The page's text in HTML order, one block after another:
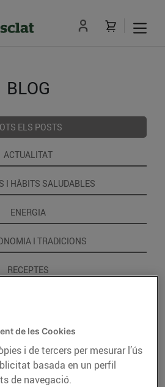
BLOG
ELS POSTS
ACTUALITAT
I HÀBITS SALUDABLES
ENERGIA
I TRADICIONS
RECEPTES
de les Cookies
i de tercers per mesurar l’ús
basada en un perfil
de navegació.